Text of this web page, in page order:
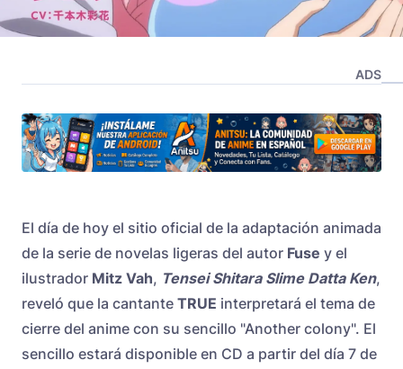
ADS
El día de hoy el sitio oficial de la adaptación animada
de la serie de novelas ligeras del autor Fuse y el
ilustrador Mitz Vah, Tensei Shitara Slime Datta Ken,
reveló que la cantante TRUE interpretará el tema de
cierre del anime con su sencillo "Another colony". El
sencillo estará disponible en CD a partir del día 7 de